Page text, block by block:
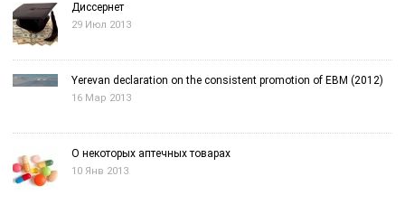
Диссернет
29 Июл 2013
Yerevan declaration on the consistent promotion of EBM (2012)
16 Мар 2013
О некоторых аптечных товарах
10 Янв 2013